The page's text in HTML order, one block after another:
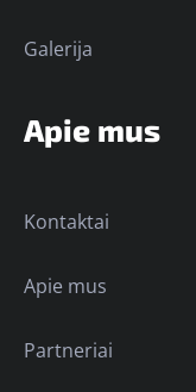
Galerija
Apie mus
Kontaktai
Apie mus
Partneriai